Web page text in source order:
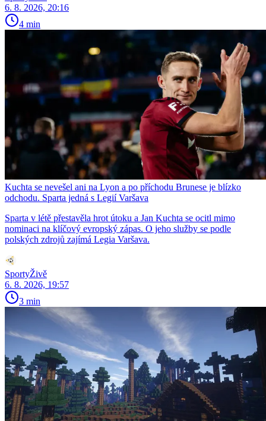
6. 8. 2026, 20:16
4 min
Kuchta se nevešel ani na Lyon a po příchodu Brunese je blízko
odchodu. Sparta jedná s Legií Varšava
Sparta v létě přestavěla hrot útoku a Jan Kuchta se ocitl mimo
nominaci na klíčový evropský zápas. O jeho služby se podle
polských zdrojů zajímá Legia Varšava.
SportyŽivě
6. 8. 2026, 19:57
3 min